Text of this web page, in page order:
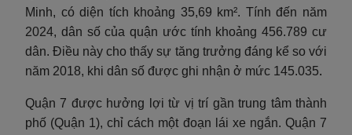
Minh, có diện tích khoảng 35,69 km². Tính đến năm
2024, dân số của quận ước tính khoảng456.789 cư
dân. Điều này cho thấy sự tăng trưởng đáng kể so với
năm 2018, khi dân số được ghi nhận ở mức 145.035.
Quận 7 được hưởng lợi từ vị trí gần trung tâm thành
phố (Quận 1), chỉ cách một đoạn lái xe ngắn. Quận 7